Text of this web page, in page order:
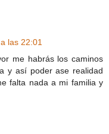
las 22:01
me habrás los caminos
y así poder ase realidad
falta nada a mi familia y